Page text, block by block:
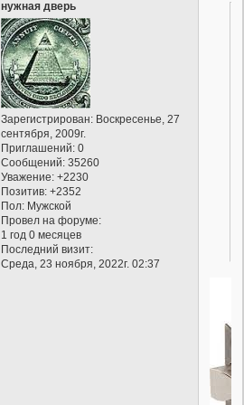
нужная дверь
Зарегистрирован: Воскресенье, 27
сентября, 2009г.
Приглашений: 0
Сообщений: 35260
Уважение: +2230
Позитив: +2352
Пол: Мужской
Провел на форуме:
1 год 0 месяцев
Последний визит:
Среда, 23 ноября, 2022г. 02:37